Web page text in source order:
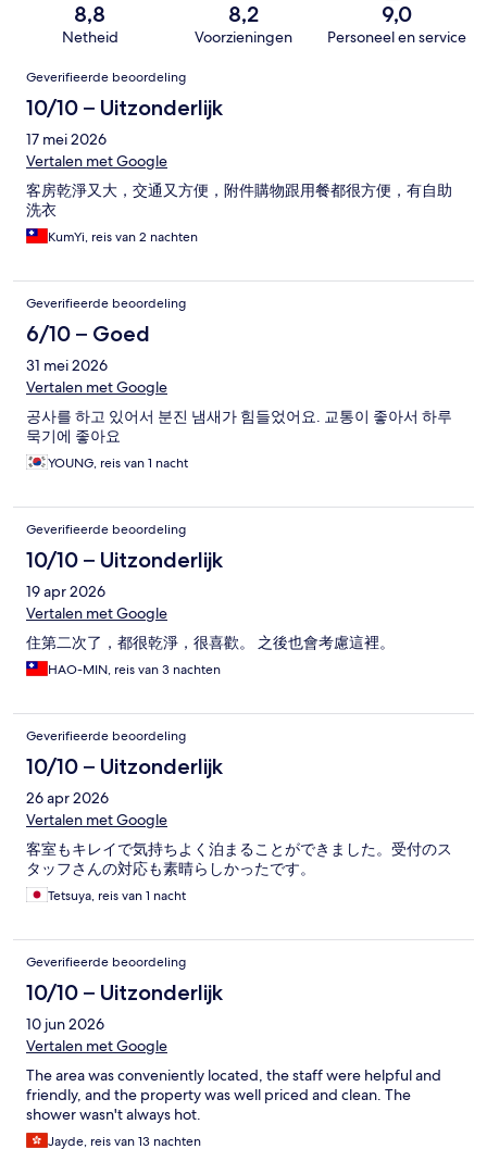
8,8
Netheid
8,2
Voorzieningen
9,0
Personeel en service
Beoordelingen
Geverifieerde beoordeling
10/10 – Uitzonderlijk
17 mei 2026
Vertalen met Google
客房乾淨又大，交通又方便，附件購物跟用餐都很方便，有自助
洗衣
KumYi, reis van 2 nachten
Geverifieerde beoordeling
6/10 – Goed
31 mei 2026
Vertalen met Google
공사를 하고 있어서 분진 냄새가 힘들었어요. 교통이 좋아서 하루
묵기에 좋아요
YOUNG, reis van 1 nacht
Geverifieerde beoordeling
10/10 – Uitzonderlijk
19 apr 2026
Vertalen met Google
住第二次了，都很乾淨，很喜歡。 之後也會考慮這裡。
HAO-MIN, reis van 3 nachten
Geverifieerde beoordeling
10/10 – Uitzonderlijk
26 apr 2026
Vertalen met Google
客室もキレイで気持ちよく泊まることができました。受付のス
タッフさんの対応も素晴らしかったです。
Tetsuya, reis van 1 nacht
Geverifieerde beoordeling
10/10 – Uitzonderlijk
10 jun 2026
Vertalen met Google
The area was conveniently located, the staff were helpful and
friendly, and the property was well priced and clean. The
shower wasn't always hot.
Jayde, reis van 13 nachten